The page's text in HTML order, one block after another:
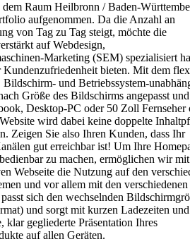
Raum Heilbronn / Baden-
aufgenommen. Da die Anzahl an
von Tag zu Tag steigt, möchte die
auf Webdesign,
Marketing (SEM) spezialisiert
bieten. Mit dem
und Betriebssystem-
Größe des Bildschirms angepasst
Desktop-PC oder 50 Zoll Fernseher
wird dabei keine doppelte
Zeigen Sie also Ihren Kunden, dass Ihr
gut erreichbar ist! Um Ihre
zu machen, ermöglichen wir
Webseite die Nutzung auf den
und vor allem mit den verschiedenen
sich den wechselnden
und sorgt mit kurzen Ladezeiten
gegliederte Präsentation Ihres
auf allen Geräten.